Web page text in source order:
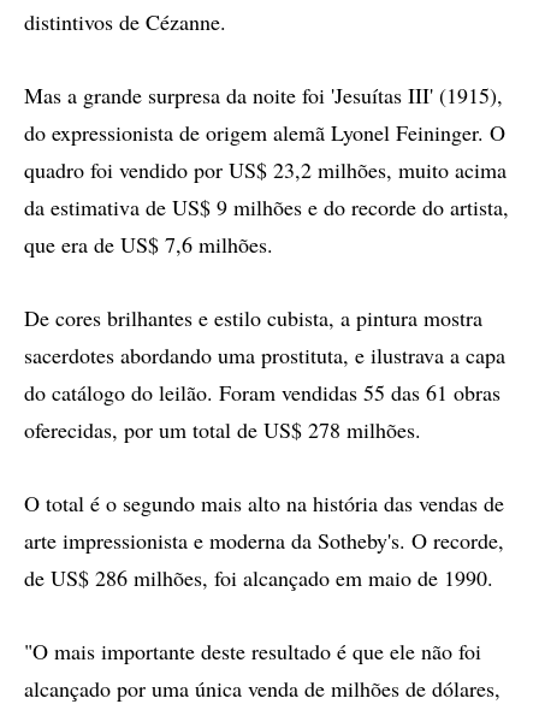
distintivos de Cézanne.
Mas a grande surpresa da noite foi 'Jesuítas III' (1915),
do expressionista de origem alemã Lyonel Feininger. O
quadro foi vendido por US$ 23,2 milhões, muito acima
da estimativa de US$ 9 milhões e do recorde do artista,
que era de US$ 7,6 milhões.
De cores brilhantes e estilo cubista, a pintura mostra
sacerdotes abordando uma prostituta, e ilustrava a capa
do catálogo do leilão. Foram vendidas 55 das 61 obras
oferecidas, por um total de US$ 278 milhões.
O total é o segundo mais alto na história das vendas de
arte impressionista e moderna da Sotheby's. O recorde,
de US$ 286 milhões, foi alcançado em maio de 1990.
"O mais importante deste resultado é que ele não foi
alcançado por uma única venda de milhões de dólares,